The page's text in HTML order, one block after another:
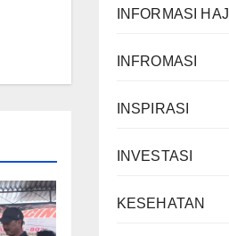
INFORMASI HAJI
INFROMASI
INSPIRASI
INVESTASI
KESEHATAN